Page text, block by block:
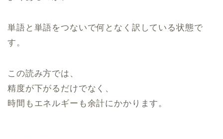
単語と単語をつないで何となく訳している状態で
す。
この読み方では、
精度が下がるだけでなく、
時間もエネルギーも余計にかかります。